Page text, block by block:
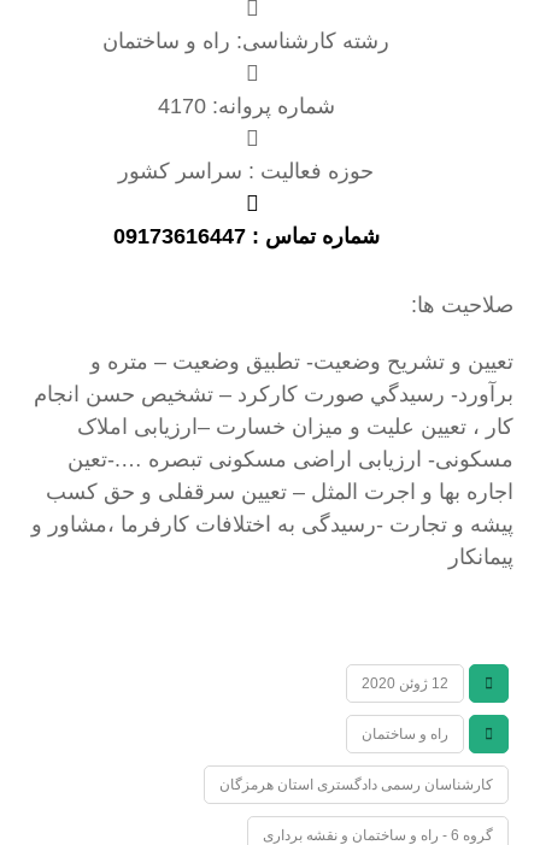
رشته کارشناسی: راه و ساختمان
شماره پروانه: 4170
حوزه فعالیت : سراسر کشور
شماره تماس : 09173616447
صلاحیت ها:
تعيين و تشريح وضعيت- تطبيق وضعيت – متره و
برآورد- رسيدگي صورت كاركرد – تشخيص حسن انجام
كار ، تعيين عليت و ميزان خسارت –ارزیابی املاک
مسکونی- ارزیابی اراضی مسکونی تبصره ….-تعین
اجاره بها و اجرت المثل – تعیین سرقفلی و حق کسب
پیشه و تجارت -رسیدگی به اختلافات کارفرما ،مشاور و
پیمانکار
12 ژوئن 2020
راه و ساختمان
کارشناسان رسمی دادگستری استان هرمزگان
گروه 6 - راه و ساختمان و نقشه برداری